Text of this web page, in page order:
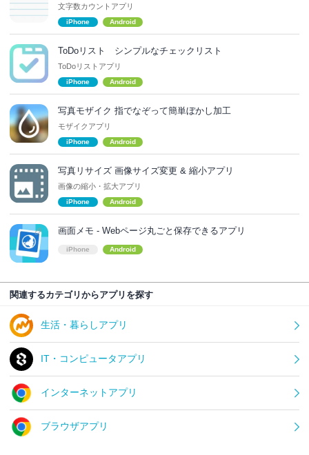
文字数カウントアプリ
iPhone Android
ToDoリスト シンプルなチェックリスト
ToDoリストアプリ
iPhone Android
写真モザイク 指でなぞって簡単ぼかし加工
モザイクアプリ
iPhone Android
写真リサイズ 画像サイズ変更 & 縮小アプリ
画像の縮小・拡大アプリ
iPhone Android
画面メモ - Webページ丸ごと保存できるアプリ
iPhone Android
関連するカテゴリからアプリを探す
生活・暮らしアプリ
IT・コンピュータアプリ
インターネットアプリ
ブラウザアプリ